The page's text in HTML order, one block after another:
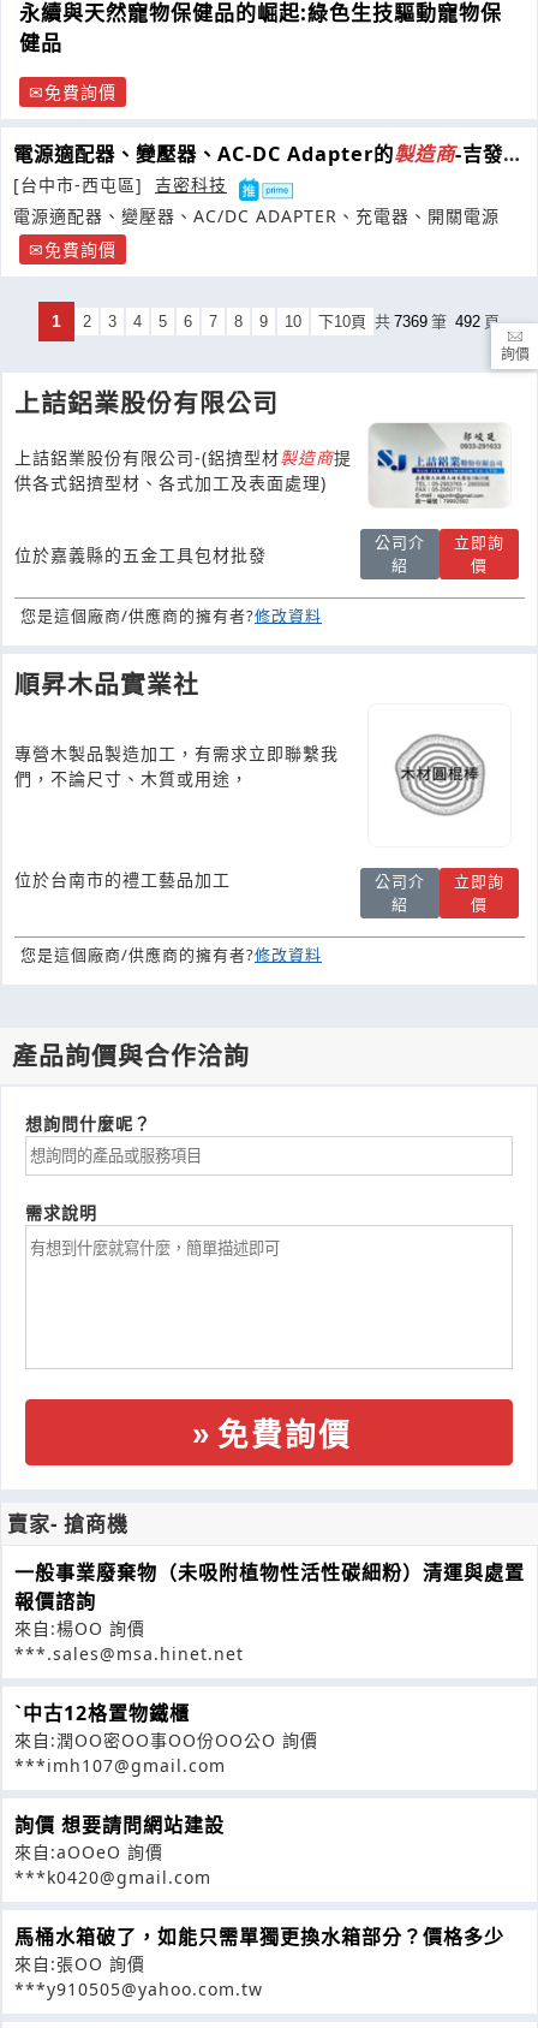
永續與天然寵物保健品的崛起:綠色生技驅動寵物保
健品
免費詢價
電源適配器、變壓器、AC-DC Adapter的製造商-吉發科
技
[台中市-西屯區]
吉密科技
電源適配器、變壓器、AC/DC ADAPTER、充電器、開關電源
免費詢價
1 2 3 4 5 6 7 8 9 10 下10頁 共 7369 筆 492 頁
上詰鋁業股份有限公司
上詰鋁業股份有限公司-(鋁擠型材製造商提
供各式鋁擠型材、各式加工及表面處理)
位於嘉義縣的五金工具包材批發
公司介
紹
立即詢
價
您是這個廠商/供應商的擁有者?修改資料
順昇木品實業社
專營木製品製造加工，有需求立即聯繫我
們，不論尺寸、木質或用途，
位於台南市的禮工藝品加工
公司介
紹
立即詢
價
您是這個廠商/供應商的擁有者?修改資料
產品詢價與合作洽詢
想詢問什麼呢？
需求說明
免費詢價
賣家- 搶商機
一般事業廢棄物（未吸附植物性活性碳細粉）清運與處置
報價諮詢
來自:楊OO 詢價
***.sales@msa.hinet.net
ˋ中古12格置物鐵櫃
來自:潤OO密OO事OO份OO公O 詢價
***imh107@gmail.com
詢價 想要請問網站建設
來自:aOOeO 詢價
***k0420@gmail.com
馬桶水箱破了，如能只需單獨更換水箱部分？價格多少
來自:張OO 詢價
***y910505@yahoo.com.tw
詢價